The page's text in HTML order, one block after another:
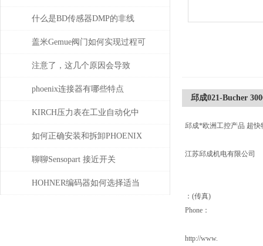
应开关
什么是BD传感器DMP的非线
性，怎么产生的？
盖米Gemue阀门如何实现过程可
视化与远程监控？
注意了，这几个原因会导致
TELWIN电焊机出现漏电现象
phoenix连接器有哪些特点
KIRCH压力表在工业自动化中
的角色与价值
如何正确安装和拆卸PHOENIX
菲尼克斯连接器？
聊聊Sensopart 接近开关
HOHNER编码器如何选择适当
邱成021-Bucher
邱成*欧洲工控产品 超
江苏邱成机电有限公司
：(传真)
Phone：
http://www.